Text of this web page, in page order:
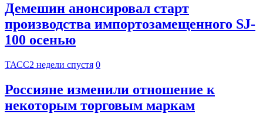
Демешин анонсировал старт
производства импортозамещенного SJ-
100 осенью
ТАСС2 недели спустя 0
Россияне изменили отношение к
некоторым торговым маркам